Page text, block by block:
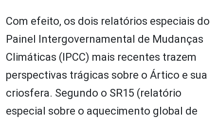
Com efeito, os dois relatórios especiais do
Painel Intergovernamental de Mudanças
Climáticas (IPCC) mais recentes trazem
perspectivas trágicas sobre o Ártico e sua
criosfera. Segundo o SR15 (relatório
especial sobre o aquecimento global de